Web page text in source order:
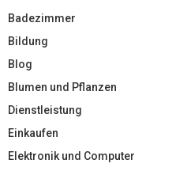
Badezimmer
Bildung
Blog
Blumen und Pflanzen
Dienstleistung
Einkaufen
Elektronik und Computer